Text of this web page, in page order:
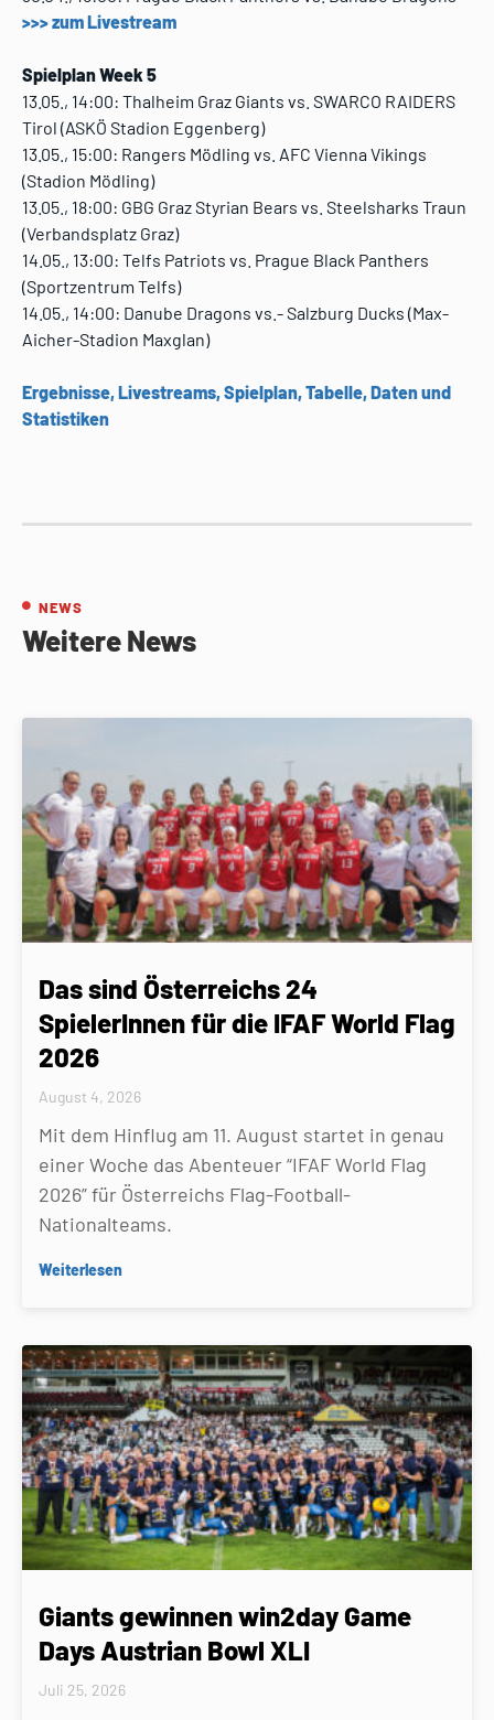
>>> zum Livestream
Spielplan Week 5
13.05., 14:00: Thalheim Graz Giants vs. SWARCO RAIDERS
Tirol (ASKÖ Stadion Eggenberg)
13.05., 15:00: Rangers Mödling vs. AFC Vienna Vikings
(Stadion Mödling)
13.05., 18:00: GBG Graz Styrian Bears vs. Steelsharks Traun
(Verbandsplatz Graz)
14.05., 13:00: Telfs Patriots vs. Prague Black Panthers
(Sportzentrum Telfs)
14.05., 14:00: Danube Dragons vs.- Salzburg Ducks (Max-
Aicher-Stadion Maxglan)
Ergebnisse, Livestreams, Spielplan, Tabelle, Daten und
Statistiken
NEWS
Weitere News
Das sind Österreichs 24
SpielerInnen für die IFAF World Flag
2026
August 4, 2026
Mit dem Hinflug am 11. August startet in genau
einer Woche das Abenteuer “IFAF World Flag
2026” für Österreichs Flag-Football-
Nationalteams.
Weiterlesen
Giants gewinnen win2day Game
Days Austrian Bowl XLI
Juli 25, 2026